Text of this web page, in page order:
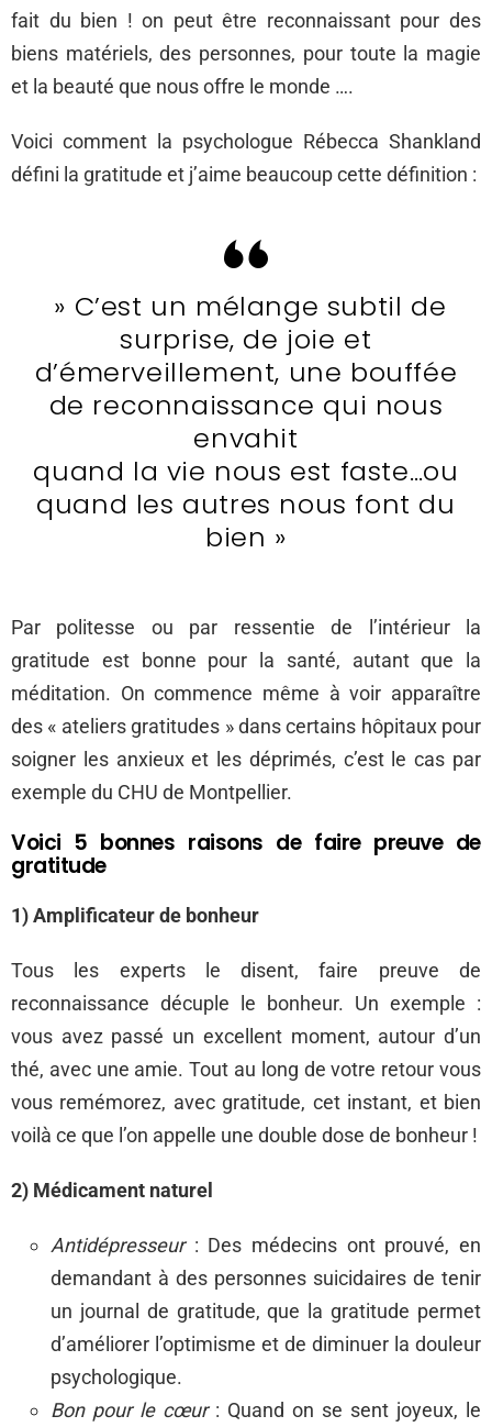
fait du bien ! on peut être reconnaissant pour des
biens matériels, des personnes, pour toute la magie
et la beauté que nous offre le monde ….
Voici comment la psychologue Rébecca Shankland
défini la gratitude et j’aime beaucoup cette définition :
» C’est un mélange subtil de
surprise, de joie et
d’émerveillement, une bouffée
de reconnaissance qui nous
envahit
quand la vie nous est faste…ou
quand les autres nous font du
bien »
Par politesse ou par ressentie de l’intérieur la
gratitude est bonne pour la santé, autant que la
méditation. On commence même à voir apparaître
des « ateliers gratitudes » dans certains hôpitaux pour
soigner les anxieux et les déprimés, c’est le cas par
exemple du CHU de Montpellier.
Voici 5 bonnes raisons de faire preuve de
gratitude
1) Amplificateur de bonheur
Tous les experts le disent, faire preuve de
reconnaissance décuple le bonheur. Un exemple :
vous avez passé un excellent moment, autour d’un
thé, avec une amie. Tout au long de votre retour vous
vous remémorez, avec gratitude, cet instant, et bien
voilà ce que l’on appelle une double dose de bonheur !
2) Médicament naturel
Antidépresseur: Des médecins ont prouvé, en
demandant à des personnes suicidaires de tenir
un journal de gratitude, que la gratitude permet
d’améliorer l’optimisme et de diminuer la douleur
psychologique.
Bon pour le cœur: Quand on se sent joyeux, le